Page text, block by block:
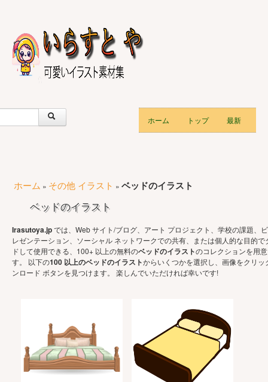
ホーム トップ 最新
ホーム » その他 イラスト » ベッドのイラスト
ベッドのイラスト
Irasutoya.jpでは、Web サイト/ブログ、アート プロジェクト、学校の課題、
レゼンテーション、ソーシャル ネットワークでの共有、または個人的な目的で
ドして使用できる、100+ 以上の無料のベッドのイラストのコレクションを用
す。 以下の100 以上のベッドのイラストからいくつかを選択し、画像をクリッ
ンロード ボタンを見つけます。 楽しんでいただければ幸いです!